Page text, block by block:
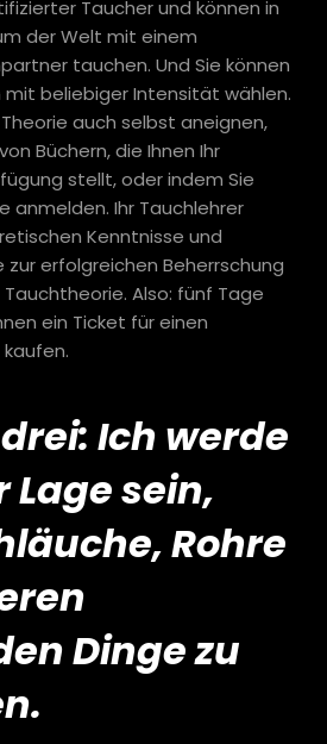
Taucher und können in
der Welt mit einem
tauchen. Und Sie können
mit beliebiger Intensität wählen.
auch selbst aneignen,
Büchern, die Ihnen Ihr
stellt, oder indem Sie
anmelden. Ihr Tauchlehrer
Kenntnisse und
zur erfolgreichen Beherrschung
Also: fünf Tage
ein Ticket für einen
drei: Ich werde
Lage sein,
Rohre
Dinge zu